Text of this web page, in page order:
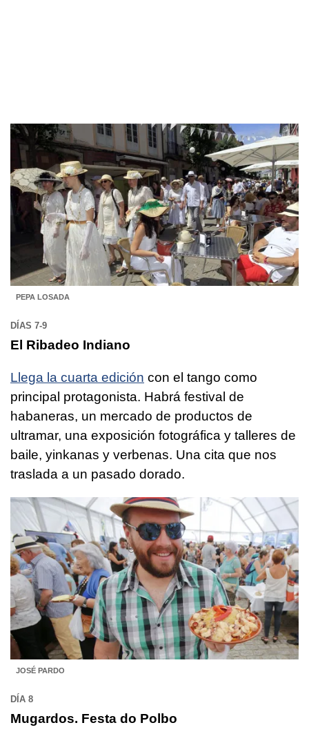
PEPA LOSADA
DÍAS 7-9
El Ribadeo Indiano
Llega la cuarta edición con el tango como
principal protagonista. Habrá festival de
habaneras, un mercado de productos de
ultramar, una exposición fotográfica y talleres de
baile, yinkanas y verbenas. Una cita que nos
traslada a un pasado dorado.
JOSÉ PARDO
DÍA 8
Mugardos. Festa do Polbo